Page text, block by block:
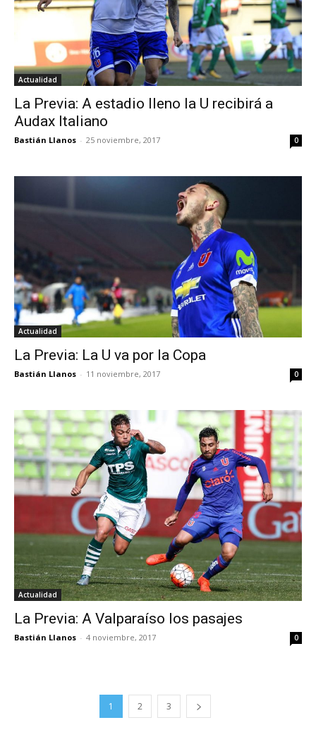
Actualidad
La Previa: A estadio lleno la U recibirá a
Audax Italiano
Bastián Llanos - 25 noviembre, 2017 0
Actualidad
La Previa: La U va por la Copa
Bastián Llanos - 11 noviembre, 2017 0
Actualidad
La Previa: A Valparaíso los pasajes
Bastián Llanos - 4 noviembre, 2017 0
1 2 3